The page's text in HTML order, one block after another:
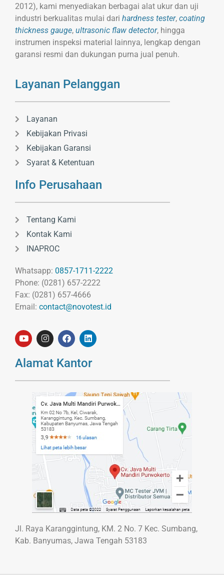
2012), kami menyediakan berbagai alat ukur dan uji
industri berkualitas mulai dari hardness tester, coating
thickness gauge, ultrasonic flaw detector, hingga
instrumen inspeksi material lainnya, lengkap dengan
garansi resmi dan dukungan purna jual penuh.
Layanan Pelanggan
Layanan
Kebijakan Privasi
Kebijakan Garansi
Syarat & Ketentuan
Info Perusahaan
Tentang Kami
Kontak Kami
INAPROC
Whatsapp: 0857-1711-2222
Phone: (0281) 657-2222
Fax: (0281) 657-4666
Email: contact@novotest.id
Alamat Kantor
Jl. Raya Karanggintung, KM. 2 No. 7 Kec. Sumbang,
Kab. Banyumas, Jawa Tengah 53183